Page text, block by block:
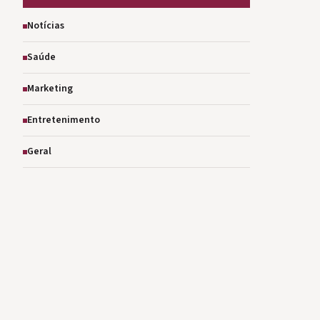
Notícias
Saúde
Marketing
Entretenimento
Geral